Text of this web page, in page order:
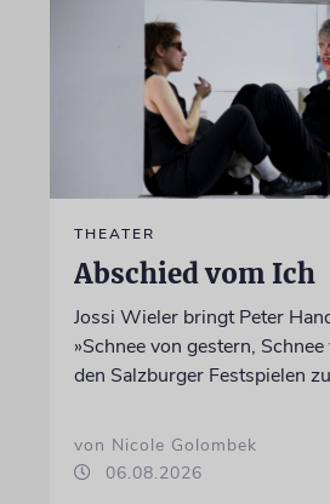
THEATER
Abschied vom Ich
Jossi Wieler bringt Peter
»Schnee von gestern,
den Salzburger Festspielen
von Nicole Golombek
06.08.2026